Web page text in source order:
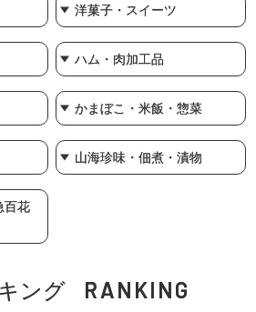
洋菓子・スイーツ
ハム・肉加工品
かまぼこ・米飯・惣菜
山海珍味・佃煮・漬物
百花
ング RANKING